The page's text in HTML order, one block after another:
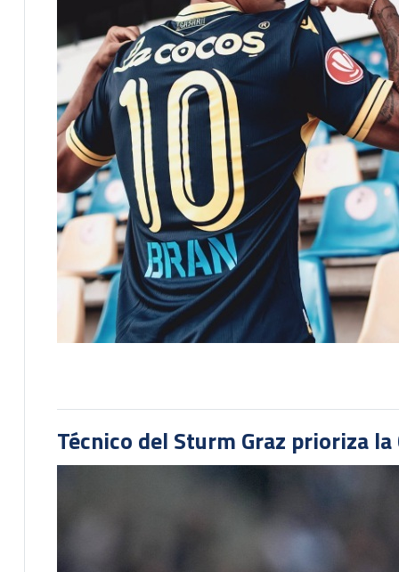
Técnico del Sturm Graz prioriza